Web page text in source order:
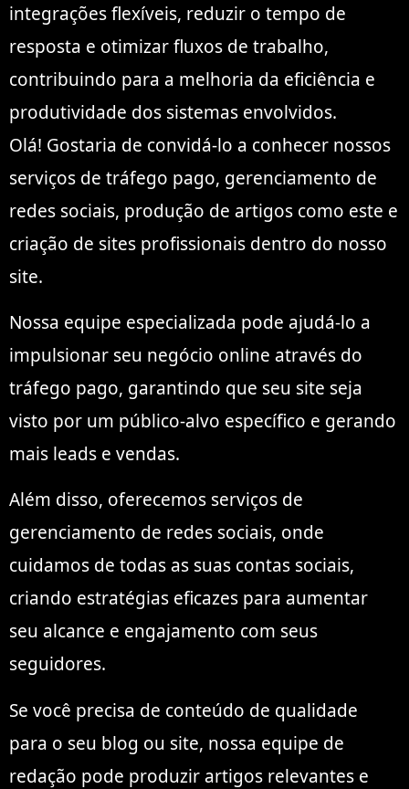
integrações flexíveis, reduzir o tempo de
resposta e otimizar fluxos de trabalho,
contribuindo para a melhoria da eficiência e
produtividade dos sistemas envolvidos.
Olá! Gostaria de convidá-lo a conhecer nossos
serviços de tráfego pago, gerenciamento de
redes sociais, produção de artigos como este e
criação de sites profissionais dentro do nosso
site.
Nossa equipe especializada pode ajudá-lo a
impulsionar seu negócio online através do
tráfego pago, garantindo que seu site seja
visto por um público-alvo específico e gerando
mais leads e vendas.
Além disso, oferecemos serviços de
gerenciamento de redes sociais, onde
cuidamos de todas as suas contas sociais,
criando estratégias eficazes para aumentar
seu alcance e engajamento com seus
seguidores.
Se você precisa de conteúdo de qualidade
para o seu blog ou site, nossa equipe de
redação pode produzir artigos relevantes e